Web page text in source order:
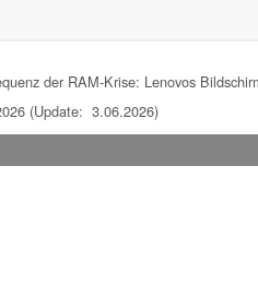
der RAM-Krise: Lenovos
(Update: 3.06.2026)